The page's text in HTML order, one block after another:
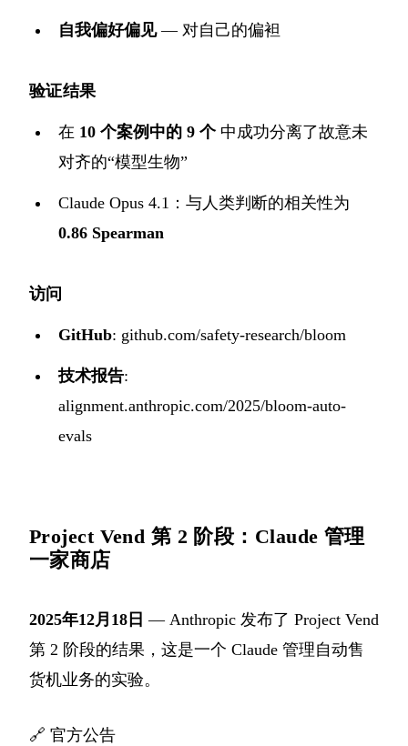
自我偏好偏见— 对自己的偏袒
验证结果
在 10 个案例中的 9 个中成功分离了故意未
对齐的“模型生物”
Claude Opus 4.1：与人类判断的相关性为
0.86 Spearman
访问
GitHub: github.com/safety-research/bloom
技术报告:
alignment.anthropic.com/2025/bloom-auto-
evals
Project Vend 第 2 阶段：Claude 管理
一家商店
2025年12月18日 — Anthropic 发布了 Project Vend
第 2 阶段的结果，这是一个 Claude 管理自动售
货机业务的实验。
🔗 官方公告